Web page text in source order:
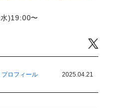
)19:00〜
ロフィール 2025.04.21